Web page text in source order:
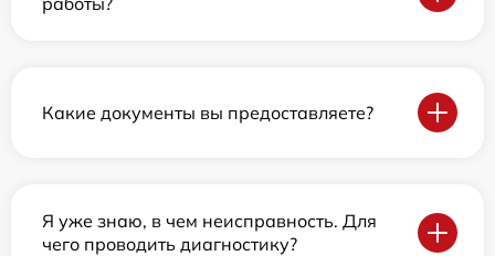
Какие документы вы предоставляете?
Я уже знаю, в чем неисправность. Для
чего проводить диагностику?